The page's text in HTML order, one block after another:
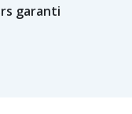
garanti